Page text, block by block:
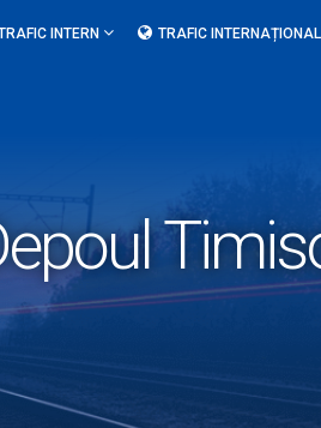
INTERN TRAFIC INTERNAȚIONAL